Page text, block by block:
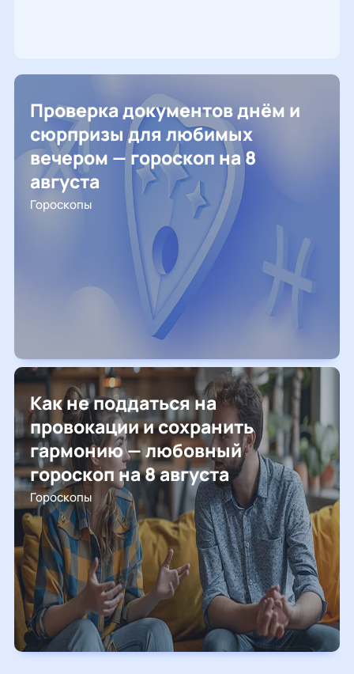
Проверка документов днём и
сюрпризы для любимых
вечером — гороскоп на 8
августа
Гороскопы
Как не поддаться на
провокации и сохранить
гармонию — любовный
гороскоп на 8 августа
Гороскопы